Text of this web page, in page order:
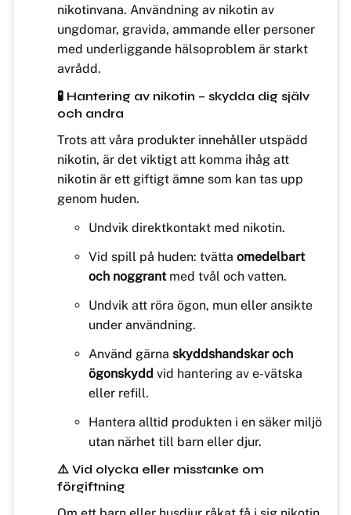
nikotinvana. Användning av nikotin av
ungdomar, gravida, ammande eller personer
med underliggande hälsoproblem är starkt
avrådd.
🧪 Hantering av nikotin – skydda dig själv
och andra
Trots att våra produkter innehåller utspädd
nikotin, är det viktigt att komma ihåg att
nikotin är ett giftigt ämne som kan tas upp
genom huden.
Undvik direktkontakt med nikotin.
Vid spill på huden: tvätta omedelbart
och noggrantmed tvål och vatten.
Undvik att röra ögon, mun eller ansikte
under användning.
Använd gärna skyddshandskar och
ögonskydd vid hantering av e-vätska
eller refill.
Hantera alltid produkten i en säker miljö
utan närhet till barn eller djur.
⚠️ Vid olycka eller misstanke om
förgiftning